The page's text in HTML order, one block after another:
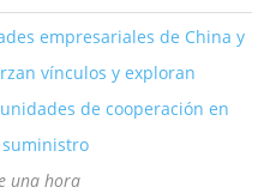
empresariales de China y
vínculos y exploran
de cooperación en
suministro
una hora